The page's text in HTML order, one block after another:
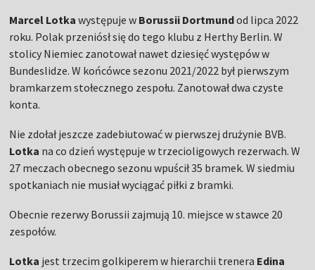
Marcel Lotka występuje w Borussii Dortmundod lipca 2022
roku. Polak przeniósł się do tego klubu z Herthy Berlin. W
stolicy Niemiec zanotował nawet dziesięć występów w
Bundeslidze. W końcówce sezonu 2021/2022 był pierwszym
bramkarzem stołecznego zespołu. Zanotował dwa czyste
konta.
Nie zdołał jeszcze zadebiutować w pierwszej drużynie BVB.
Lotka na co dzień występuje w trzecioligowych rezerwach. W
27 meczach obecnego sezonu wpuścił 35 bramek. W siedmiu
spotkaniach nie musiał wyciągać piłki z bramki.
Obecnie rezerwy Borussii zajmują 10. miejsce w stawce 20
zespołów.
Lotka jest trzecim golkiperem w hierarchii trenera Edina